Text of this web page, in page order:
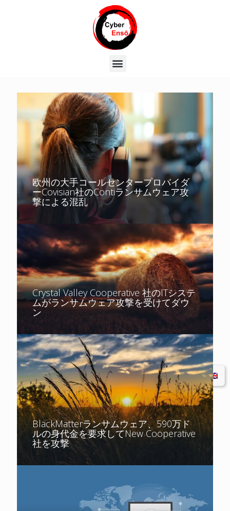
欧州の大手コールセンタープロバイダ
ーCovisian社のContiランサムウェア攻
撃による混乱
Crystal Valley Cooperative 社のITシステ
ムがランサムウェア攻撃を受けてダウ
ン
BlackMatterランサムウェア、590万ド
ルの身代金を要求してNew Cooperative
社を攻撃